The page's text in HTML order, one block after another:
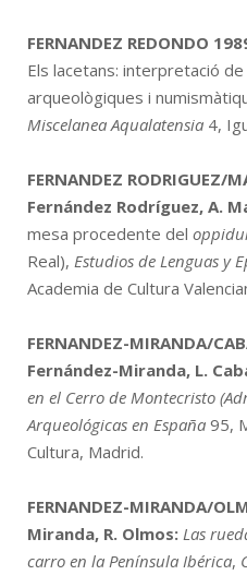
FERNANDEZ REDONDO
Els lacetans: interpretació
arqueològiques i
Miscelanea Aqualatensia 4,
FERNANDEZ RODRIGUEZ/
Fernández Rodríguez, A.
mesa procedente del
Real), Estudios de Lenguas y
Academia de Cultura
FERNANDEZ-MIRANDA/
Fernández-Miranda, L.
en el Cerro de Montecristo
Arqueológicas en España 95,
Cultura, Madrid.
FERNANDEZ-MIRANDA/
Miranda, R. Olmos: Las
carro en la Península Ibérica,